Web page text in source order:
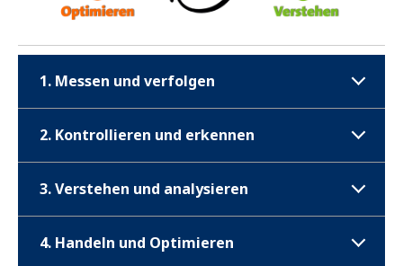
1. Messen und verfolgen
2. Kontrollieren und erkennen
3. Verstehen und analysieren
4. Handeln und Optimieren